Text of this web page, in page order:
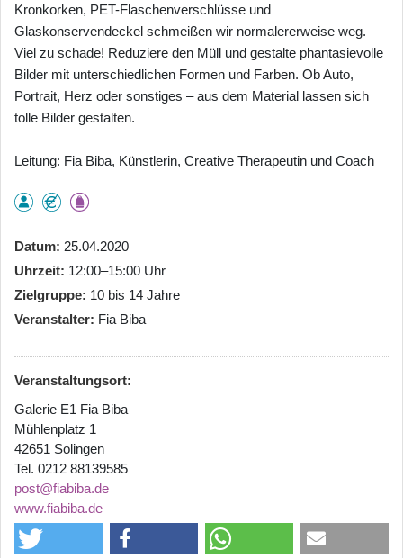
Kronkorken, PET-Flaschenverschlüsse und
Glaskonservendeckel schmeißen wir normalererweise weg.
Viel zu schade! Reduziere den Müll und gestalte phantasievolle
Bilder mit unterschiedlichen Formen und Farben. Ob Auto,
Portrait, Herz oder sonstiges – aus dem Material lassen sich
tolle Bilder gestalten.
Leitung: Fia Biba, Künstlerin, Creative Therapeutin und Coach
Datum 25.04.2020
Uhrzeit 12:00–15:00 Uhr
Zielgruppe 10 bis 14 Jahre
Veranstalter Fia Biba
Veranstaltungsort:
Galerie E1 Fia Biba
Mühlenplatz 1
42651 Solingen
Tel. 0212 88139585
post@fiabiba.de
www.fiabiba.de